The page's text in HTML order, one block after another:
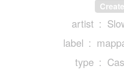
Create
artist
label
type